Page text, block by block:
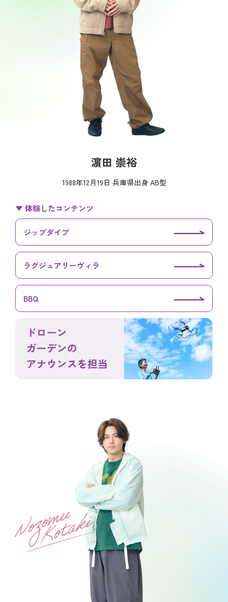
濵田 崇裕
1988年12月19日 兵庫県出身 AB型
▼ 体験したコンテンツ
ジップダイブ
ラグジュアリーヴィラ
BBQ